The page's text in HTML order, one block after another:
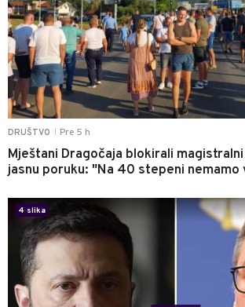
DRUŠTVO Pre 5 h
Mještani Dragočaja blokirali
jasnu poruku: "Na 40 stepeni nemamo
4 slika